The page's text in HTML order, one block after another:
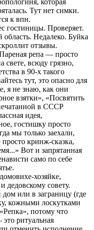
Тут нет симки.
к впн.
гостиницы. Проверяет.
Недалеко. Буйка
отзывы.
репа — просто
свете, всюду грязно,
в 90-х такого
тут, это опасно для
я не знаю, как они
взятки», «Посвятить
в СССР
идея,
гостишку просто
мы только заехали,
кринж-сказка,
Вот и запрятанная
само по себе
хозяйке,
дедовскому совету.
дом или в заграницу (где
кожными лоскутками
потому что
ритуальная